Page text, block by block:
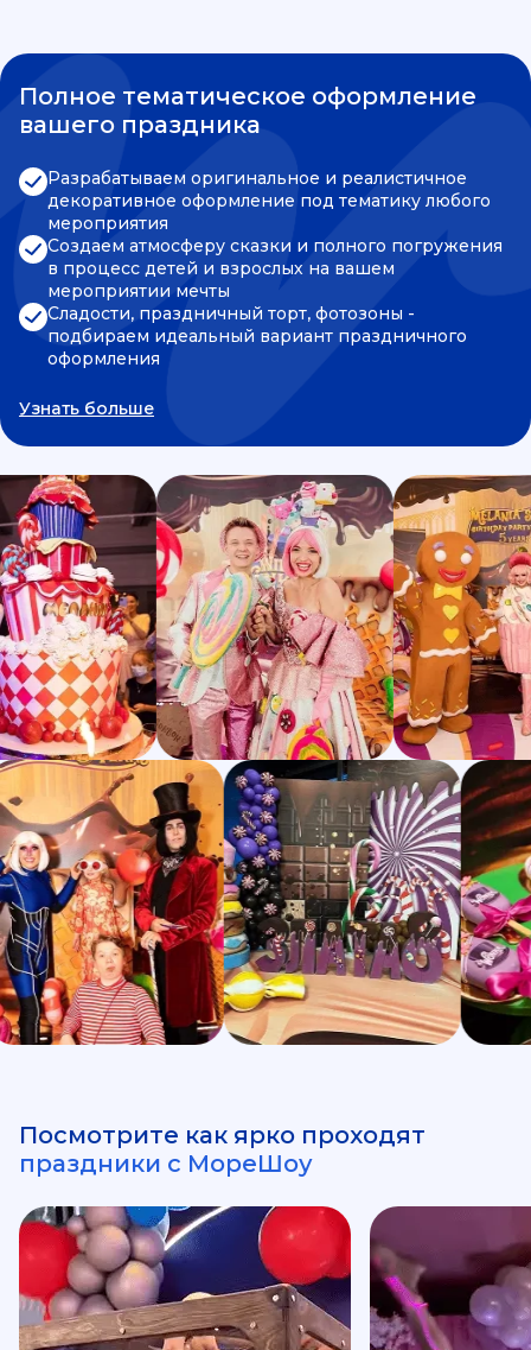
Полное тематическое оформление
вашего праздника
Разрабатываем оригинальное и реалистичное
декоративное оформление под тематику любого
мероприятия
Создаем атмосферу сказки и полного погружения
в процесс детей и взрослых на вашем
мероприятии мечты
Сладости, праздничный торт, фотозоны -
подбираем идеальный вариант праздничного
оформления
Узнать больше
Посмотрите как ярко проходят
праздники с МореШоу